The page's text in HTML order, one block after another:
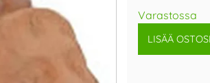
Varastossa